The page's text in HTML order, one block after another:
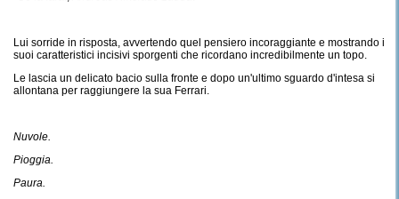
Lui sorride in risposta, avvertendo quel pensiero incoraggiante e mostrando i
suoi caratteristici incisivi sporgenti che ricordano incredibilmente un topo.
Le lascia un delicato bacio sulla fronte e dopo un'ultimo sguardo d'intesa si
allontana per raggiungere la sua Ferrari.
Nuvole.
Pioggia.
Paura.